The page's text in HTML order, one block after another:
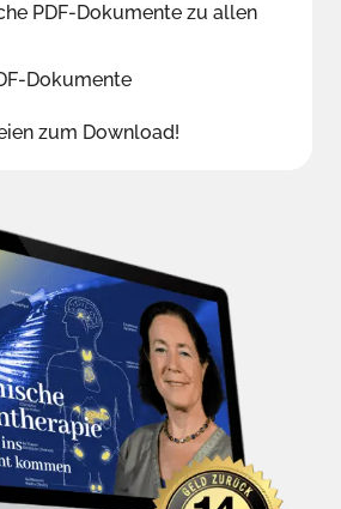
PDF-Dokumente zu allen
Dokumente
zum Download!